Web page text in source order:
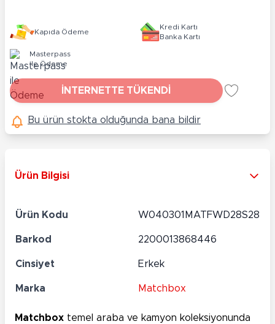
Kapıda Ödeme
Kredi Kartı
Banka Kartı
Masterpass
ile Ödeme
İNTERNETTE TÜKENDİ
Bu ürün stokta olduğunda bana bildir
Ürün Bilgisi
Ürün Kodu W040301MATFWD28S28
Barkod 2200013868446
Cinsiyet Erkek
Marka Matchbox
Matchbox temel araba ve kamyon koleksiyonunda